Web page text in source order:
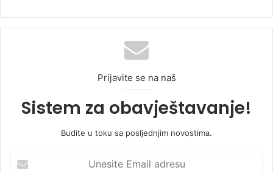
Prijavite se na naš
Sistem za obavještavanje!
Budite u toku sa posljednjim novostima.